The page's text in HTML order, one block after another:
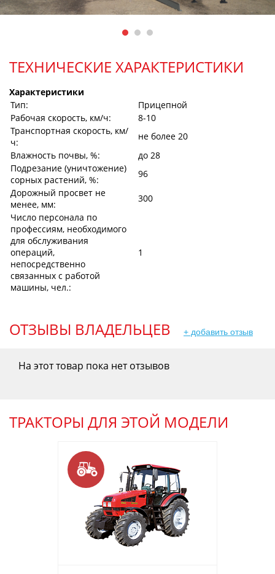
ТЕХНИЧЕСКИЕ ХАРАКТЕРИСТИКИ
Характеристики
Тип:
Прицепной
Рабочая скорость, км/ч:
8-10
Транспортная скорость, км/
ч:
не более 20
Влажность почвы, %:
до 28
Подрезание (уничтожение)
сорных растений, %:
96
Дорожный просвет не
менее, мм:
300
Число персонала по
профессиям, необходимого
для обслуживания
операций,
непосредственно
связанных с работой
машины, чел.:
1
ОТЗЫВЫ ВЛАДЕЛЬЦЕВ + добавить отзыв
На этот товар пока нет отзывов
ТРАКТОРЫ ДЛЯ ЭТОЙ МОДЕЛИ